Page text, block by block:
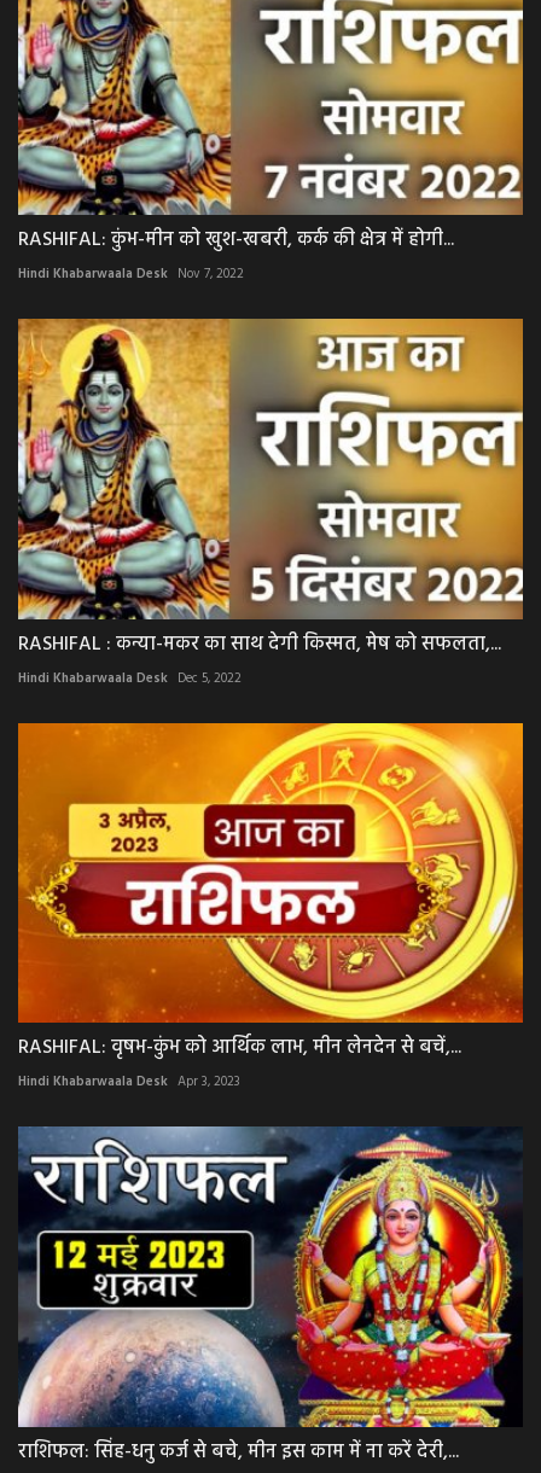
RASHIFAL: कुंभ-मीन को खुश-खबरी, कर्क की क्षेत्र में होगी...
Hindi Khabarwaala Desk Nov 7, 2022
RASHIFAL : कन्या-मकर का साथ देगी किस्मत, मेष को सफलता,...
Hindi Khabarwaala Desk Dec 5, 2022
RASHIFAL: वृषभ-कुंभ को आर्थिक लाभ, मीन लेनदेन से बचें,...
Hindi Khabarwaala Desk Apr 3, 2023
राशिफल: सिंह-धनु कर्ज से बचे, मीन इस काम में ना करें देरी,...